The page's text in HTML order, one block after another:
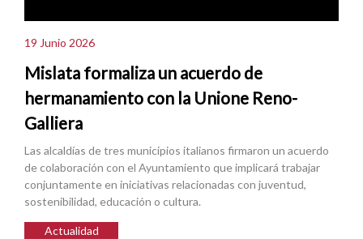
19 Junio 2026
Mislata formaliza un acuerdo de
hermanamiento con la Unione Reno-
Galliera
Las alcaldías de tres municipios italianos firmaron un acuerdo
de colaboración con el Ayuntamiento que implicará trabajar
conjuntamente en iniciativas relacionadas con juventud,
sostenibilidad, educación o cultura.
Actualidad